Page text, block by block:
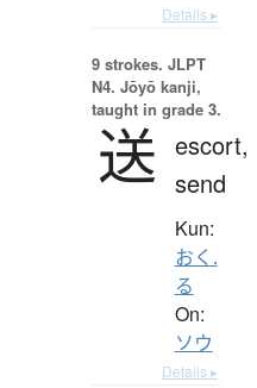
Details ▸
9 strokes. JLPT
N4. Jōyō kanji,
taught in grade 3.
送 escort,
send
Kun:
おく.
る
On:
ソウ
Details ▸